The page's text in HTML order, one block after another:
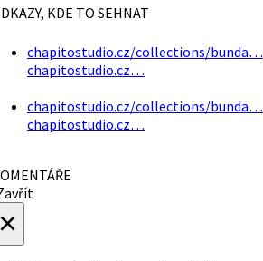
KDE TO SEHNAT
chapitostudio.cz/collections/bunda…
chapitostudio.cz…
chapitostudio.cz/collections/bunda…
chapitostudio.cz…